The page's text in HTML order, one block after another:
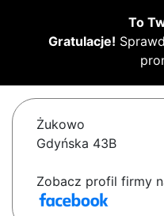
To
Gratulacje!
Żukowo
Gdyńska 43B
Zobacz profil firmy